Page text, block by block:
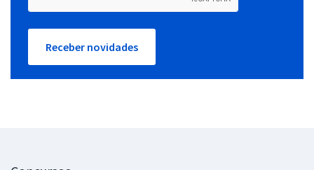
Receber novidades